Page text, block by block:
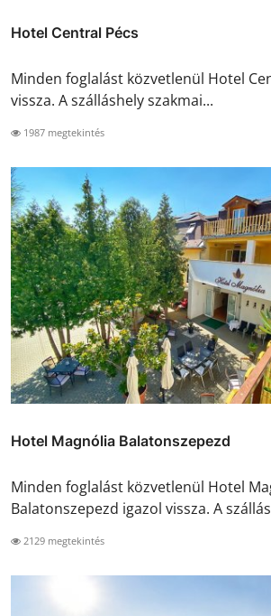
Hotel Central Pécs
Minden foglalást közvetlenül Hotel
vissza. A szálláshely szakmai...
1987 megtekintés
Hotel Magnólia Balatonszepezd
Minden foglalást közvetlenül Hotel
Balatonszepezd igazol vissza. A
2129 megtekintés